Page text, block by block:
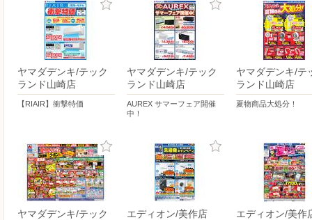
ヤマダデンキ/テック
ランド山崎店
【RIAIR】衝撃特価
ヤマダデンキ/テック
ランド山崎店
AUREX サマーフェア開催
中！
ヤマダデンキ/テ
ランド山崎店
夏物商品大処分！
ヤマダデンキ/テック
エディオン/美作店 エディオン/美作